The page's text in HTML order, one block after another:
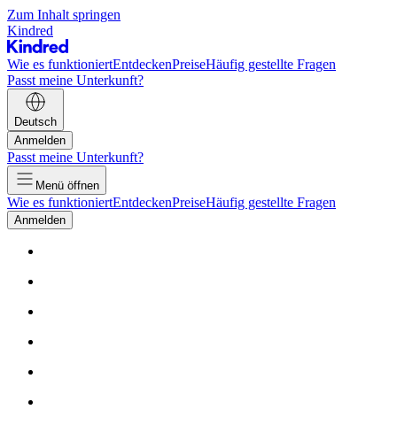
Zum Inhalt springen
Kindred
Wie es funktioniertEntdeckenPreiseHäufig gestellte Fragen
Passt meine Unterkunft?
Deutsch
Anmelden
Passt meine Unterkunft?
Menü öffnen
Wie es funktioniertEntdeckenPreiseHäufig gestellte Fragen
Anmelden